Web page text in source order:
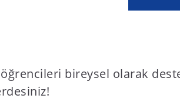
öğrencileri bireysel olarak